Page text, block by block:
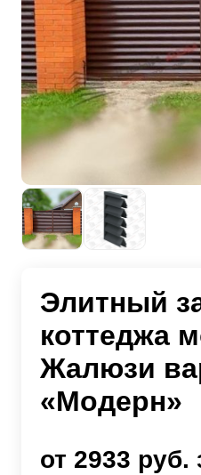
Элитный
коттеджа
Жалюзи
«Модерн»
от 2933 руб.